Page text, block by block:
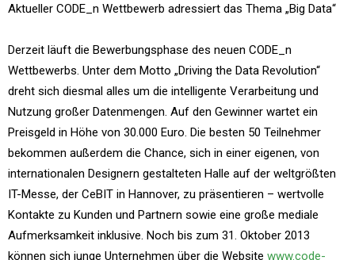
Aktueller CODE_n Wettbewerb adressiert das Thema „Big Data“
Derzeit läuft die Bewerbungsphase des neuen CODE_n
Wettbewerbs. Unter dem Motto „Driving the Data Revolution“
dreht sich diesmal alles um die intelligente Verarbeitung und
Nutzung großer Datenmengen. Auf den Gewinner wartet ein
Preisgeld in Höhe von 30.000 Euro. Die besten 50 Teilnehmer
bekommen außerdem die Chance, sich in einer eigenen, von
internationalen Designern gestalteten Halle auf der weltgrößten
IT-Messe, der CeBIT in Hannover, zu präsentieren – wertvolle
Kontakte zu Kunden und Partnern sowie eine große mediale
Aufmerksamkeit inklusive. Noch bis zum 31. Oktober 2013
können sich junge Unternehmen über die Website www.code-